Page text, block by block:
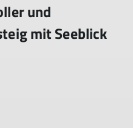
und
mit Seeblick